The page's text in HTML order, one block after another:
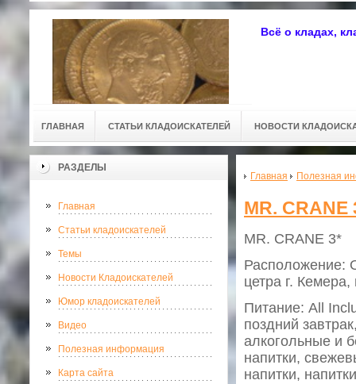
Всё о кладах,
ГЛАВНАЯ СТАТЬИ КЛАДОИСКАТЕЛЕЙ НОВОСТИ
РАЗДЕЛЫ
Главная
Статьи кладоискателей
Темы
Новости Кладоискателей
Юмор кладоискателей
Видео
Полезная информация
Карта сайта
Главная Полезная
MR. CRANE
MR. CRANE 3*
Расположение:
цетра г.
Питание: All
поздний
алкогольные и
напитки,
напитки,